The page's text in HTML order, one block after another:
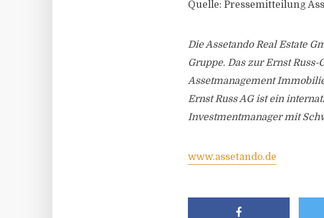
Quelle: Pressemitteilung
Die Assetando Real Estate
Gruppe. Das zur Ernst
Assetmanagement
Ernst Russ AG ist ein
Investmentmanager mit
www.assetando.de